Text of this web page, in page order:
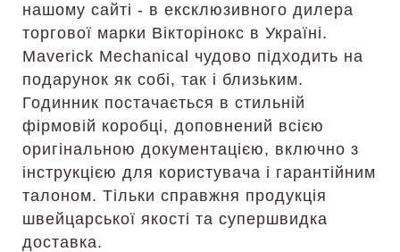
нашому сайті - в ексклюзивного дилера
торгової марки Вікторінокс в Україні.
Maverick Mechanical чудово підходить на
подарунок як собі, так і близьким.
Годинник постачається в стильній
фірмовій коробці, доповнений всією
оригінальною документацією, включно з
інструкцією для користувача і гарантійним
талоном. Тільки справжня продукція
швейцарської якості та супершвидка
доставка.